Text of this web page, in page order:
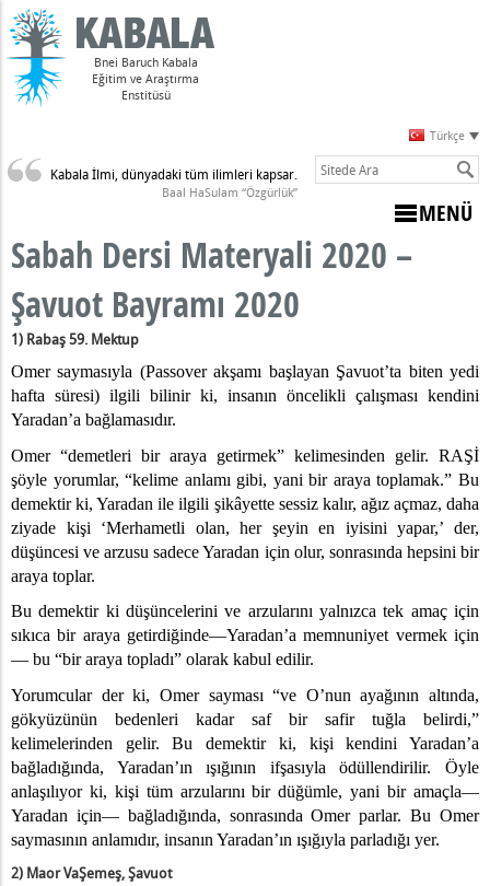
Bnei Baruch Kabala
Eğitim ve Araştırma
Enstitüsü
Türkçe
Kabala İlmi, dünyadaki tüm ilimleri kapsar.
Baal HaSulam “Özgürlük”
MENÜ
- Arvut (Karşılıklı Sorumluluk) Kanunu
Baal HaSulam’ı Anma Günü
– Birliğe Çağrı
- Hanuka
- Çöl Kongresine Hazırlık
– Daha da Büyümek - Yakınlaşmaya Bir Çağrı
Daralma (Kasılma) Zamanı ve Genişleme Zamanı
- Dünyayı Son Nesle Bağlamak
– Geleceğin Toplumunu Kurmak
– Gelinin Gecesi
- Gizleme
– Gizlilik İçinde Çalışma
- Hanuka
– Her Şeyin Üstünde Birlik
– Hoşa’ana Raba
Kabala Bilgeliğinin Çalışılmasına Yaklaşım
- Kendi Güçünün Yetmezliğinden Çaresizliğe Düşmek
- Kıskançlık
Sabah Dersi Materyali 2020 –
Şavuot Bayramı 2020
1) Rabaş 59. Mektup
Omer saymasıyla (Passover akşamı başlayan Şavuot’ta biten yedi
hafta süresi) ilgili bilinir ki, insanın öncelikli çalışması kendini
Yaradan’a bağlamasıdır.
Omer “demetleri bir araya getirmek” kelimesinden gelir. RAŞİ
şöyle yorumlar, “kelime anlamı gibi, yani bir araya toplamak.” Bu
demektir ki, Yaradan ile ilgili şikâyette sessiz kalır, ağız açmaz, daha
ziyade kişi ‘Merhametli olan, her şeyin en iyisini yapar,’ der,
düşüncesi ve arzusu sadece Yaradan için olur, sonrasında hepsini bir
araya toplar.
Bu demektir ki düşüncelerini ve arzularını yalnızca tek amaç için
sıkıca bir araya getirdiğinde—Yaradan’a memnuniyet vermek için
— bu “bir araya topladı” olarak kabul edilir.
Yorumcular der ki, Omer sayması “ve O’nun ayağının altında,
gökyüzünün bedenleri kadar saf bir safir tuğla belirdi,”
kelimelerinden gelir. Bu demektir ki, kişi kendini Yaradan’a
bağladığında, Yaradan’ın ışığının ifşasıyla ödüllendirilir. Öyle
anlaşılıyor ki, kişi tüm arzularını bir düğümle, yani bir amaçla—
Yaradan için— bağladığında, sonrasında Omer parlar. Bu Omer
saymasının anlamıdır, insanın Yaradan’ın ışığıyla parladığı yer.
2) Maor VaŞemeş, Şavuot